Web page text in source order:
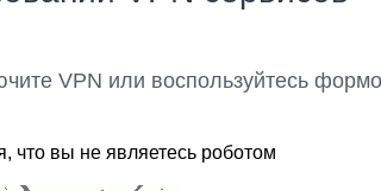
VPN или воспользуйтесь
что вы не являетесь роботом